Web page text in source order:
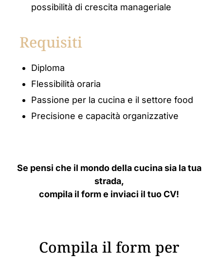
possibilità di crescita manageriale
Requisiti
Diploma
Flessibilità oraria
Passione per la cucina e il settore food
Precisione e capacità organizzative
Se pensi che il mondo della cucina sia la tua
strada,
compila il form e inviaci il tuo CV!
Compila il form per